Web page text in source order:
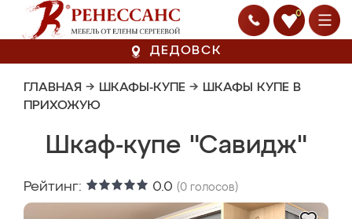
0
ДЕДОВСК
ГЛАВНАЯ → ШКАФЫ-КУПЕ → ШКАФЫ КУПЕ В
ПРИХОЖУЮ
Шкаф-купе "Савидж"
Рейтинг: 0.0 (0 голосов)